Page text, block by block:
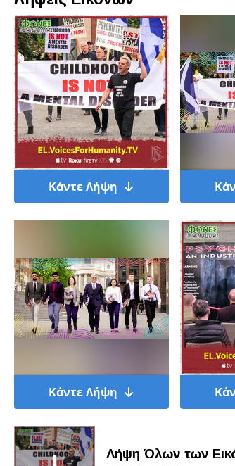
Κάντε Λήψη
Κάντε Λήψη
Λήψη Όλων των